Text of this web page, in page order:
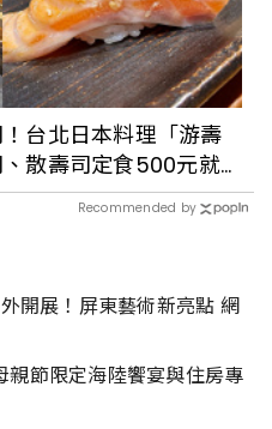
台北日本料理「游壽
散壽司定食500元就
Recommended by
開展！屏東藝術新亮點 網
節限定海陸饗宴與住房專